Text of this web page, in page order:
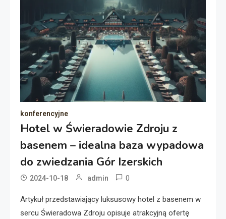
konferencyjne
Hotel w Świeradowie Zdroju z
basenem – idealna baza wypadowa
do zwiedzania Gór Izerskich
2024-10-18 admin 0
Artykuł przedstawiający luksusowy hotel z basenem w
sercu Świeradowa Zdroju opisuje atrakcyjną ofertę